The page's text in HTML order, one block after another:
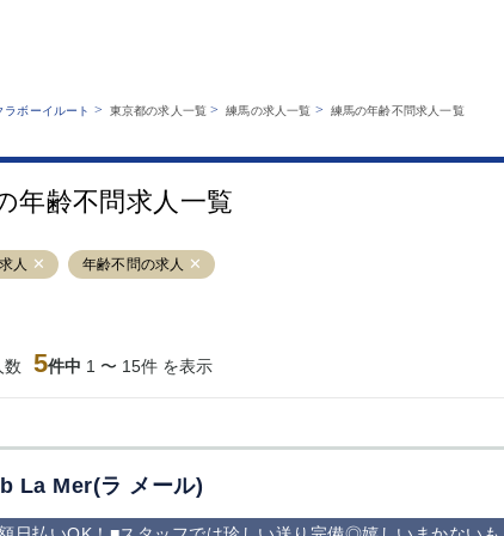
業種から探す
職種から探す
キャバクラボーイルートとは？
サイトマップ
ボーイルート > 東京都の求人一覧 >練馬の求人一覧 > 練馬の年齢不問求人一覧
年齢不問求人一覧
人 年齢不問の求人
数 5件中 1 〜 15件 を表示
La Mer(ラ メール)
銀座 上野 六本木 池袋
立川
千葉中央
大山
赤坂
ひばりヶ丘（北
学芸大学
の好立地！
「赤羽駅」から
徒歩2分 ②東
京メトロ南北線
宿